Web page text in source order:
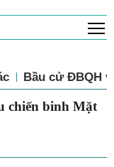
Bầu cử ĐBQH
chiến binh Mặt